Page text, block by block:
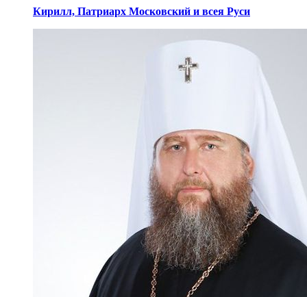
Кирилл, Патриарх Московский и всея Руси